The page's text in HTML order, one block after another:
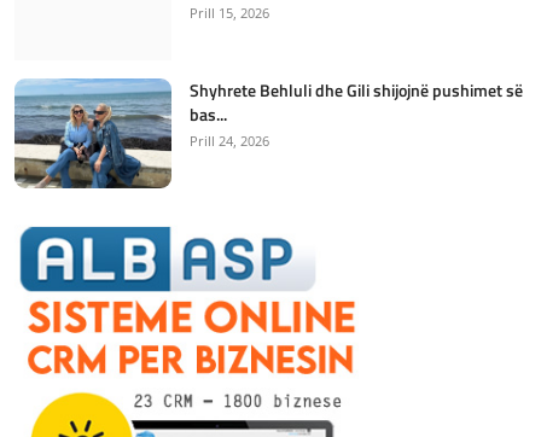
Prill 15, 2026
Shyhrete Behluli dhe Gili shijojnë pushimet së
bas...
Prill 24, 2026